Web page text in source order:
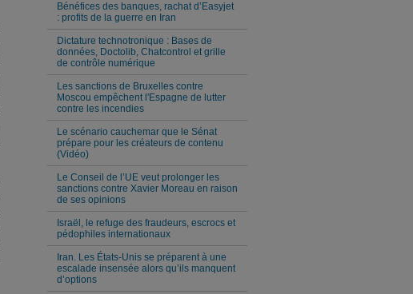
Bénéfices des banques, rachat d’Easyjet
: profits de la guerre en Iran
Dictature technotronique : Bases de
données, Doctolib, Chatcontrol et grille
de contrôle numérique
Les sanctions de Bruxelles contre
Moscou empêchent l'Espagne de lutter
contre les incendies
Le scénario cauchemar que le Sénat
prépare pour les créateurs de contenu
(Vidéo)
Le Conseil de l’UE veut prolonger les
sanctions contre Xavier Moreau en raison
de ses opinions
Israël, le refuge des fraudeurs, escrocs et
pédophiles internationaux
Iran. Les États-Unis se préparent à une
escalade insensée alors qu’ils manquent
d’options